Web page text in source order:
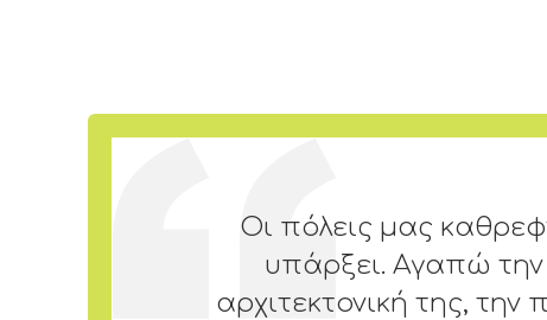
Οι πόλεις μας
υπάρξει. Αγαπώ
αρχιτεκτονική της,